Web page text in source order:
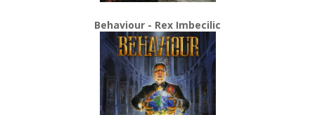
Behaviour - Rex Imbecilic